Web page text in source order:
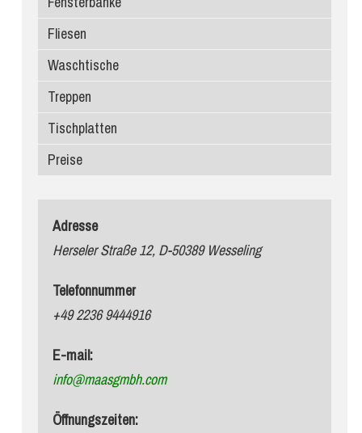
Fliesen
Waschtische
Treppen
Tischplatten
Preise
Adresse
Herseler Straße 12, D-50389 Wesseling
Telefonnummer
+49 2236 9444916
E-mail:
info@maasgmbh.com
Öffnungszeiten: